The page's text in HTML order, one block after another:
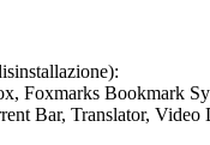
Bookmark
Bar, Translator, Video